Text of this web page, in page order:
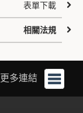
表單下載
相關法規
更多連結